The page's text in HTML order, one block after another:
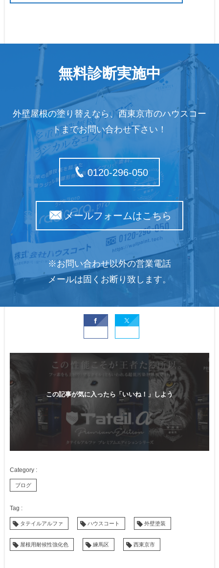
無料診断実施中
外壁屋根の塗り替えなら、西東京市のハウスコー
トまでお問い合わせ下さい！
0120-296-050
メールフォームはこちら
※お問い合わせ以外の営業電話
メールは固くお断り致します。
この記事が気に入ったら「いいね！」しよう
ブログ
タテイルアルファ ハウスコート 外壁塗装
屋根用耐候性強化色 練馬区 西東京市